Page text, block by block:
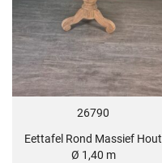
26790
Eettafel Rond Massief Hout
Ø 1,40 m